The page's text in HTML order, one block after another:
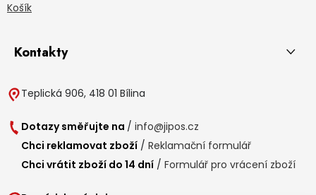
Košík
Kontakty
Teplická 906, 418 01 Bílina
Dotazy směřujte na / info@jipos.cz
Chci reklamovat zboží / Reklamační formulář
Chci vrátit zboží do 14 dní / Formulář pro vrácení zboží